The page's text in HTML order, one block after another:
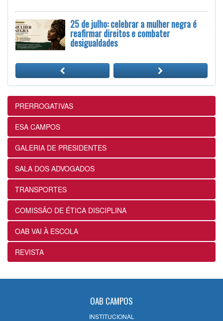
25 de julho: celebrar a mulher negra é
reafirmar direitos e combater
desigualdades
12ª Subseção e ESA realizam
Masterclass sobre Crimes Eleitorais na
Prática
24/07/2026
12ª Subseção e ESA alinham projetos e
ações voltados ao fortalecimento dos
futuros advogados
24/07/2026
OABRJ disponibiliza repositório de
manuais e cartilhas digitais para apoiar
a advocacia fluminense
22/07/2026
expressamente a natureza alimentar dos
PRERROGATIVAS
ESA CAMPOS
GALERIA DE PRESIDENTES
SALA DOS ADVOGADOS
TRANSPORTES
COMISSÃO DE ÉTICA DISCIPLINA
OAB VAI À ESCOLA
REVISTA
OAB CAMPOS
INSTITUCIONAL